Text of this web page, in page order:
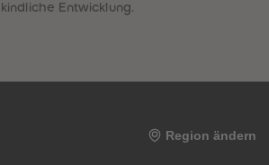
kindliche Entwicklung.
Region ändern